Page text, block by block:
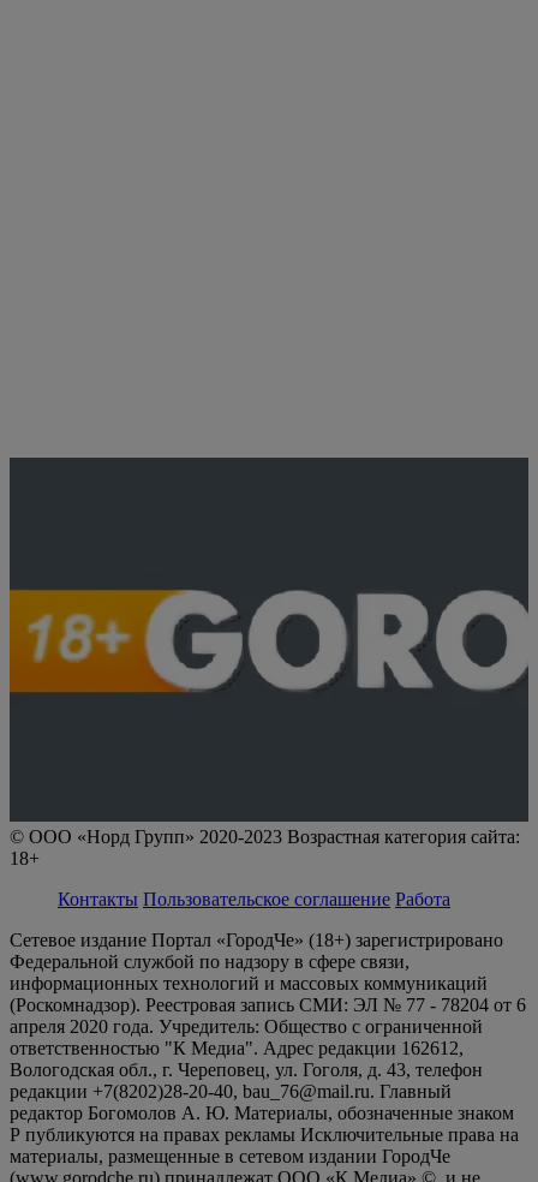
© ООО «Норд Групп» 2020-2023 Возрастная категория сайта:
18+
Контакты Пользовательское соглашение Работа
Сетевое издание Портал «ГородЧе» (18+) зарегистрировано
Федеральной службой по надзору в сфере связи,
информационных технологий и массовых коммуникаций
(Роскомнадзор). Реестровая запись СМИ: ЭЛ № 77 - 78204 от 6
апреля 2020 года. Учредитель: Общество с ограниченной
ответственностью "К Медиа". Адрес редакции 162612,
Вологодская обл., г. Череповец, ул. Гоголя, д. 43, телефон
редакции +7(8202)28-20-40, bau_76@mail.ru. Главный
редактор Богомолов А. Ю. Материалы, обозначенные знаком
Р публикуются на правах рекламы Исключительные права на
материалы, размещенные в сетевом издании ГородЧе
(www.gorodche.ru) принадлежат ООО «К Медиа» ©, и не